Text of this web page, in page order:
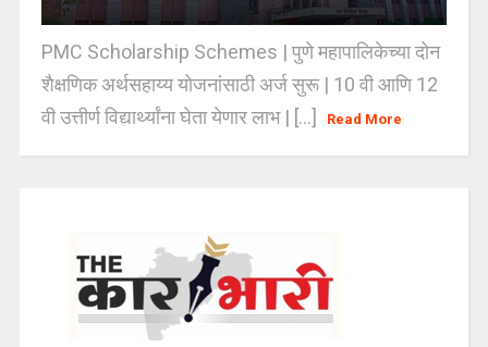
PMC Scholarship Schemes | पुणे महापालिकेच्या दोन
शैक्षणिक अर्थसहाय्य योजनांसाठी अर्ज सुरू | 10 वी आणि 12
वी उत्तीर्ण विद्यार्थ्यांना घेता येणार लाभ | [...]
Read More